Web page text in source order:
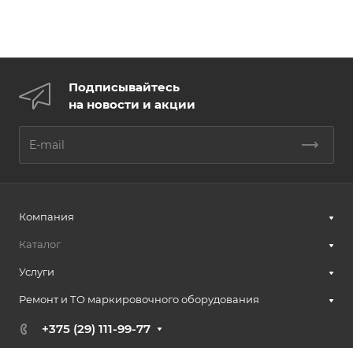
Подписывайтесь
на новости и акции
Компания
Каталог
Услуги
Ремонт и ТО маркировочного оборудования
+375 (29) 111-99-77